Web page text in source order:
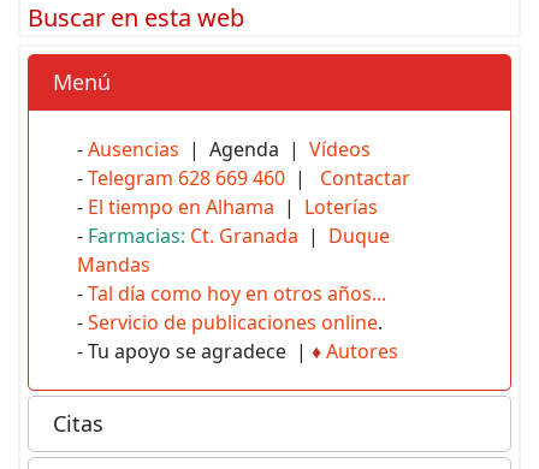
Buscar en esta web
Menú
-Ausencias | Agenda | Vídeos
-Telegram 628 669 460 | Contactar
- El tiempo en Alhama | Loterías
- Farmacias: Ct. Granada | Duque
Mandas
-Tal día como hoy en otros años...
-Servicio de publicaciones online.
- Tu apoyo se agradece | ♦Autores
Citas